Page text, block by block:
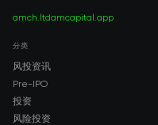
amch.ltdamcapital.app
分类
风投资讯
Pre-IPO
投资
风险投资